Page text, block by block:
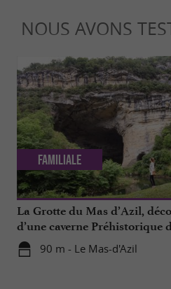
NOUS AVONS
La Grotte du Mas d’Azil,
d’une caverne Préhistorique
renommée mondiale en Ariège
90 m - Le Mas-d'Azil
Familiale